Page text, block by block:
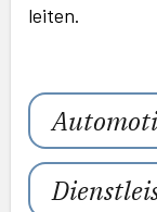
leiten.